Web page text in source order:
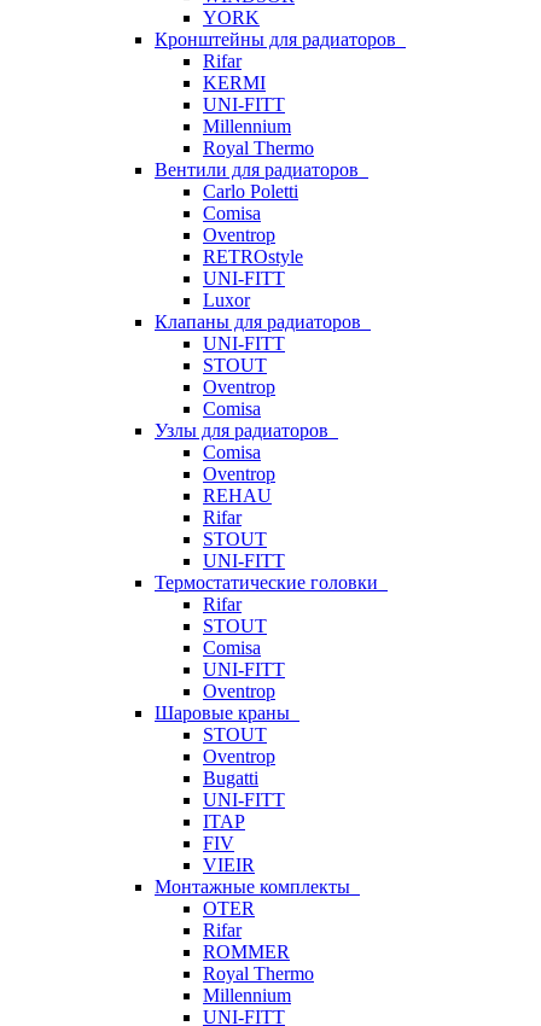
YORK
Кронштейны для радиаторов
Rifar
KERMI
UNI-FITT
Millennium
Royal Thermo
Вентили для радиаторов
Carlo Poletti
Comisa
Oventrop
RETROstyle
UNI-FITT
Luxor
Клапаны для радиаторов
UNI-FITT
STOUT
Oventrop
Comisa
Узлы для радиаторов
Comisa
Oventrop
REHAU
Rifar
STOUT
UNI-FITT
Термостатические головки
Rifar
STOUT
Comisa
UNI-FITT
Oventrop
Шаровые краны
STOUT
Oventrop
Bugatti
UNI-FITT
ITAP
FIV
VIEIR
Монтажные комплекты
OTER
Rifar
ROMMER
Royal Thermo
Millennium
UNI-FITT